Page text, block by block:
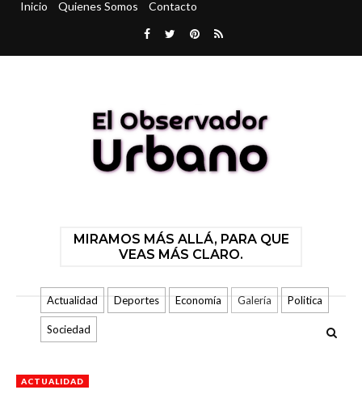
Inicio Quienes Somos Contacto
MIRAMOS MÁS ALLÁ, PARA QUE
VEAS MÁS CLARO.
Actualidad Deportes Economía Galería Politica
Sociedad
ACTUALIDAD